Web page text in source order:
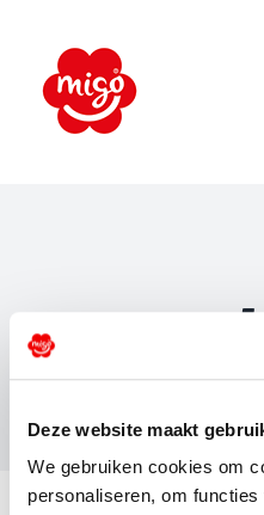
Deze website maakt
We gebruiken cookies om
personaliseren, om
content